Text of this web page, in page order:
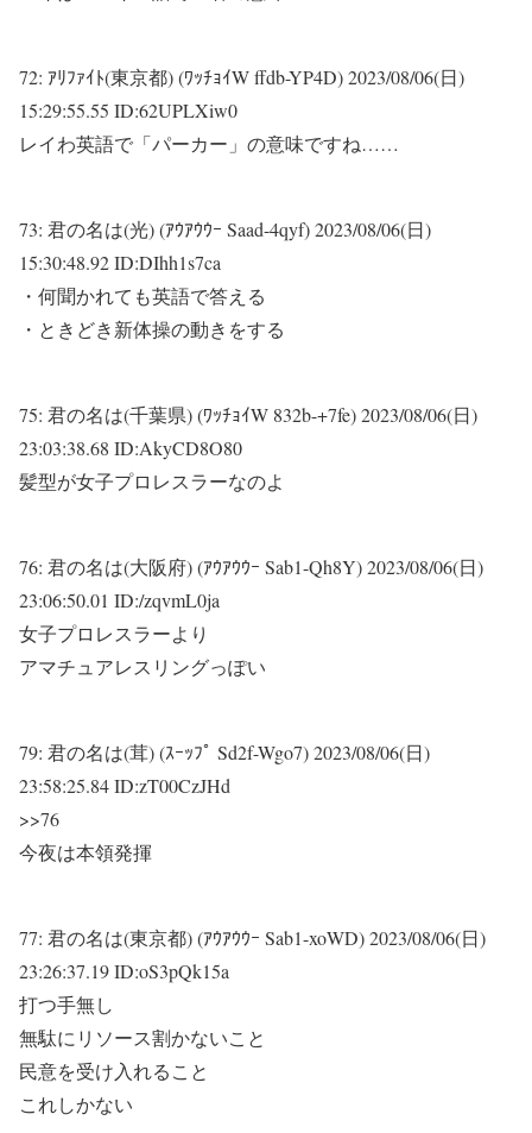
72: ｱﾘﾌｧｲﾄ(東京都) (ﾜｯﾁｮｲW ffdb-YP4D)2023/08/06(日)
15:29:55.55 ID:62UPLXiw0
レイわ英語で「パーカー」の意味ですね……
73: 君の名は(光) (ｱｳｱｳｳｰ Saad-4qyf)2023/08/06(日)
15:30:48.92 ID:DIhh1s7ca
・何聞かれても英語で答える
・ときどき新体操の動きをする
75: 君の名は(千葉県) (ﾜｯﾁｮｲW 832b-+7fe)2023/08/06(日)
23:03:38.68 ID:AkyCD8O80
髪型が女子プロレスラーなのよ
76: 君の名は(大阪府) (ｱｳｱｳｳｰ Sab1-Qh8Y)2023/08/06(日)
23:06:50.01 ID:/zqvmL0ja
女子プロレスラーより
アマチュアレスリングっぽい
79: 君の名は(茸) (ｽｰｯﾌﾟ Sd2f-Wgo7)2023/08/06(日)
23:58:25.84 ID:zT00CzJHd
>>76
今夜は本領発揮
77: 君の名は(東京都) (ｱｳｱｳｳｰ Sab1-xoWD)2023/08/06(日)
23:26:37.19 ID:oS3pQk15a
打つ手無し
無駄にリソース割かないこと
民意を受け入れること
これしかない